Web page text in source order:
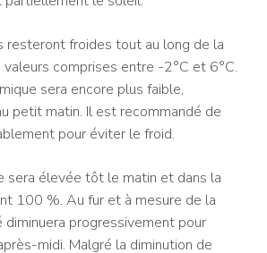
resteront froides tout au long de la
valeurs comprises entre -2°C et 6°C.
sera encore plus faible,
petit matin. Il est recommandé de
pour éviter le froid.
sera élevée tôt le matin et dans la
100 %. Au fur et à mesure de la
diminuera progressivement pour
midi. Malgré la diminution de